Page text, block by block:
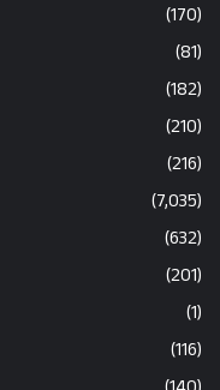
(170)
(81)
(182)
(210)
(216)
(7,035)
(632)
(201)
(1)
(116)